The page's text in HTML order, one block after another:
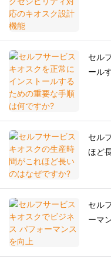
セル
ール
セル
ほど
セル
ーマ